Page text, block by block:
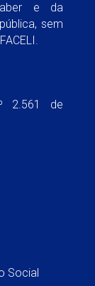
e da
sem
2.561 de
Social